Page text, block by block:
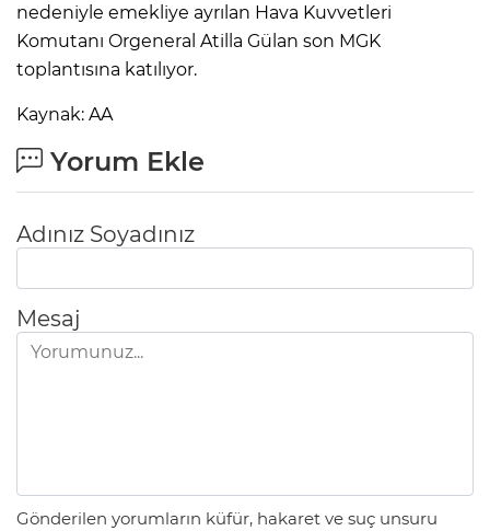
nedeniyle emekliye ayrılan Hava Kuvvetleri
Komutanı Orgeneral Atilla Gülan son MGK
toplantısına katılıyor.
Kaynak: AA
Yorum Ekle
Adınız Soyadınız
Mesaj
Gönderilen yorumların küfür, hakaret ve suç unsuru